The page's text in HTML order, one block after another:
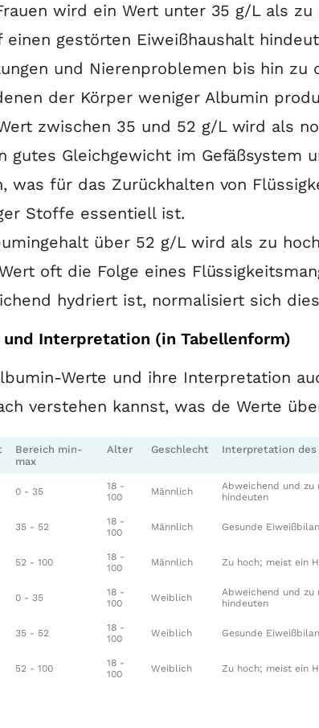
wird ein Wert unter 35 g/L als
einen gestörten Eiweißhaushalt
und Nierenproblemen bis hin zu
der Körper weniger Albumin
zwischen 35 und 52 g/L wird als
gutes Gleichgewicht im Gefäßsystem
was für das Zurückhalten von
Stoffe essentiell ist.
über 52 g/L wird als zu
oft die Folge eines
hydriert ist, normalisiert sich
Interpretation (in Tabellenform)
Werte und ihre Interpretation
verstehen kannst, was de Werte
Bereich min-
max
Alter Geschlecht Interpretation des
0 - 35
18 -
100
Männlich
Abweichend und zu
hindeuten
35 - 52
18 -
100
Männlich Gesunde
52 - 100
18 -
100
Männlich Zu hoch; meist ein
0 - 35
18 -
100
Weiblich
Abweichend und zu
hindeuten
35 - 52
18 -
100
Weiblich Gesunde
52 - 100
18 -
100
Weiblich Zu hoch; meist ein